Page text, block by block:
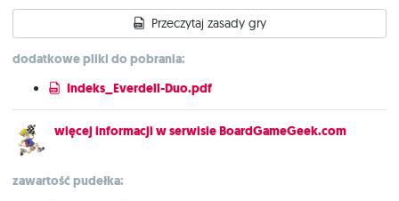
Przeczytaj zasady gry
dodatkowe pliki do pobrania:
Indeks_Everdell-Duo.pdf
więcej informacji w serwisie BoardGameGeek.com
zawartość pudełka: